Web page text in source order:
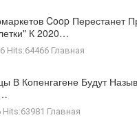
Coop Перестанет
К 2020…
Hits:64466 Главная
В Копенгагене Будут
Главная